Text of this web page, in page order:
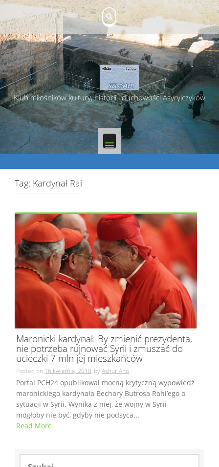
Skip
content
Klub miłośników kultury, historii i duchowości Asyryjczyków
Tag: Kardynał Rai
Maronicki kardynał: By zmienić prezydenta,
nie potrzeba rujnować Syrii i zmuszać do
ucieczki 7 mln jej mieszkańców
Posted on 16 kwietnia, 2018 byAshur Aho
Portal PCH24 opublikował mocną krytyczną wypowiedź
maronickiego kardynała Bechary Butrosa Rahi’ego o
sytuacji w Syrii. Wynika z niej, że wojny w Syrii
mogłoby nie być, gdyby nie podsyca...
Read More
Szukaj: